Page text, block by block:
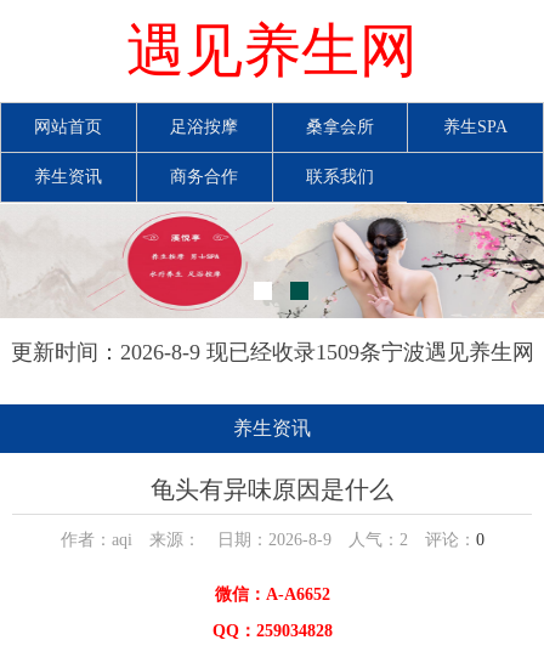
遇见养生网
网站首页 足浴按摩 桑拿会所 养生SPA
养生资讯 商务合作 联系我们
更新时间：2026-8-9 现已经收录1509条宁波遇见养生网
养生资讯
龟头有异味原因是什么
作者：aqi 来源： 日期：2026-8-9 人气： 2评论： 0
微信：A-A6652
QQ：259034828